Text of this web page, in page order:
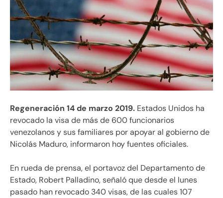
Regeneración 14 de marzo 2019. Estados Unidos ha
revocado la visa de más de 600 funcionarios
venezolanos y sus familiares por apoyar al gobierno de
Nicolás Maduro, informaron hoy fuentes oficiales.
En rueda de prensa, el portavoz del Departamento de
Estado, Robert Palladino, señaló que desde el lunes
pasado han revocado 340 visas, de las cuales 107